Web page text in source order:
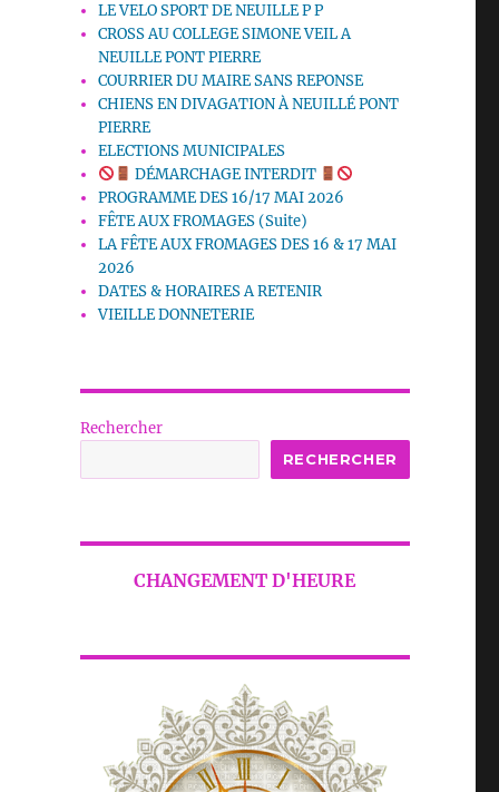
LE VELO SPORT DE NEUILLE P P
CROSS AU COLLEGE SIMONE VEIL A
NEUILLE PONT PIERRE
COURRIER DU MAIRE SANS REPONSE
CHIENS EN DIVAGATION À NEUILLÉ PONT
PIERRE
ELECTIONS MUNICIPALES
DÉMARCHAGE INTERDIT
PROGRAMME DES 16/17 MAI 2026
FÊTE AUX FROMAGES (Suite)
LA FÊTE AUX FROMAGES DES 16 & 17 MAI
2026
DATES & HORAIRES A RETENIR
VIEILLE DONNETERIE
Rechercher
RECHERCHER
CHANGEMENT D'HEURE